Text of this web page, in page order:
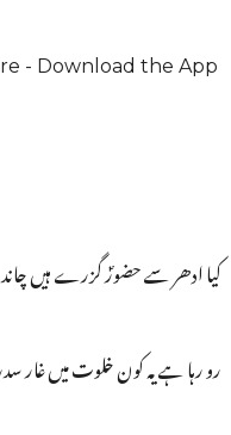
- Download the App
کیا ادھر سے حضورؐ گزرے ہیں چاند
رو رہا ہے یہ کون خلوت میں غار